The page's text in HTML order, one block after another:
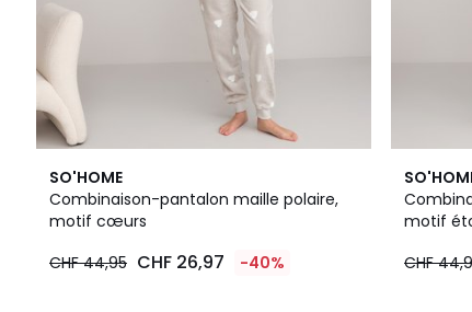
SO'HOME
Combinaison-pantalon maille polaire,
motif cœurs
26,97
CHF 44,95 CHF 26,97 -40%
4,3
/ 5
motif
CHF
4,8
/ 5